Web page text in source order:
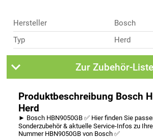
Hersteller
Bosch
Typ
Herd
Zur Zubehör-Liste
Produktbeschreibung Bosch
Herd
► Bosch HBN9050GB ✅ Hier finden Sie
Sonderzubehör & aktuelle Service-Infos zu
Nummer HBN9050GB von Bosch ✅